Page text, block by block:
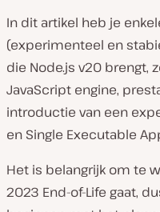
In dit artikel heb je
(experimenteel en
die Node.js v20 brengt,
JavaScript engine,
introductie van een
en Single Executable
Het is belangrijk om te
2023 End-of-Life gaat,